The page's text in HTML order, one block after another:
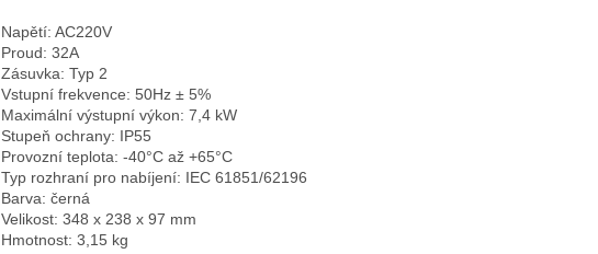
Napětí: AC220V
Proud: 32A
Zásuvka: Typ 2
Vstupní frekvence: 50Hz ± 5%
Maximální výstupní výkon: 7,4 kW
Stupeň ochrany: IP55
Provozní teplota: -40°C až +65°C
Typ rozhraní pro nabíjení: IEC 61851/62196
Barva: černá
Velikost: 348 x 238 x 97 mm
Hmotnost: 3,15 kg